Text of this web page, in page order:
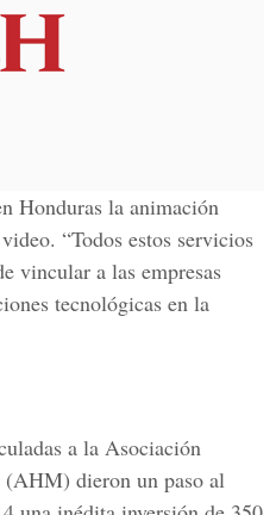
Honduras la animación
“Todos estos servicios
vincular a las empresas
tecnológicas en la
a la Asociación
(AHM) dieron un paso al